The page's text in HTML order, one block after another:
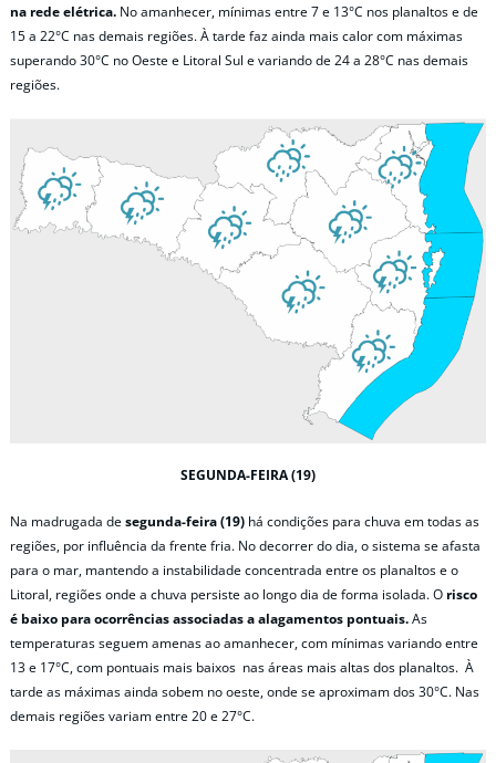
na rede elétrica. No amanhecer, mínimas entre 7 e 13°C nos planaltos e de
15 a 22°C nas demais regiões. À tarde faz ainda mais calor com máximas
superando 30°C no Oeste e Litoral Sul e variando de 24 a 28°C nas demais
regiões.
SEGUNDA-FEIRA (19)
Na madrugada desegunda-feira (19) há condições para chuva em todas as
regiões, por influência da frente fria. No decorrer do dia, o sistema se afasta
para o mar, mantendo a instabilidade concentrada entre os planaltos e o
Litoral, regiões onde a chuva persiste ao longo dia de forma isolada. O risco
é baixo para ocorrências associadas a alagamentos pontuais.As
temperaturas seguem amenas ao amanhecer, com mínimas variando entre
13 e 17°C, com pontuais mais baixos nas áreas mais altas dos planaltos. À
tarde as máximas ainda sobem no oeste, onde se aproximam dos 30°C. Nas
demais regiões variam entre 20 e 27°C.